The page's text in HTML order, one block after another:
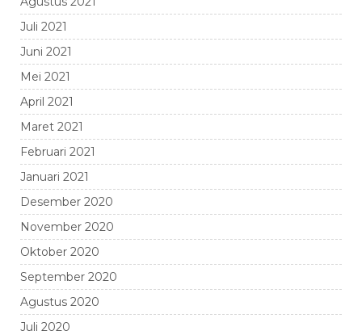
Juli 2021
Juni 2021
Mei 2021
April 2021
Maret 2021
Februari 2021
Januari 2021
Desember 2020
November 2020
Oktober 2020
September 2020
Agustus 2020
Juli 2020